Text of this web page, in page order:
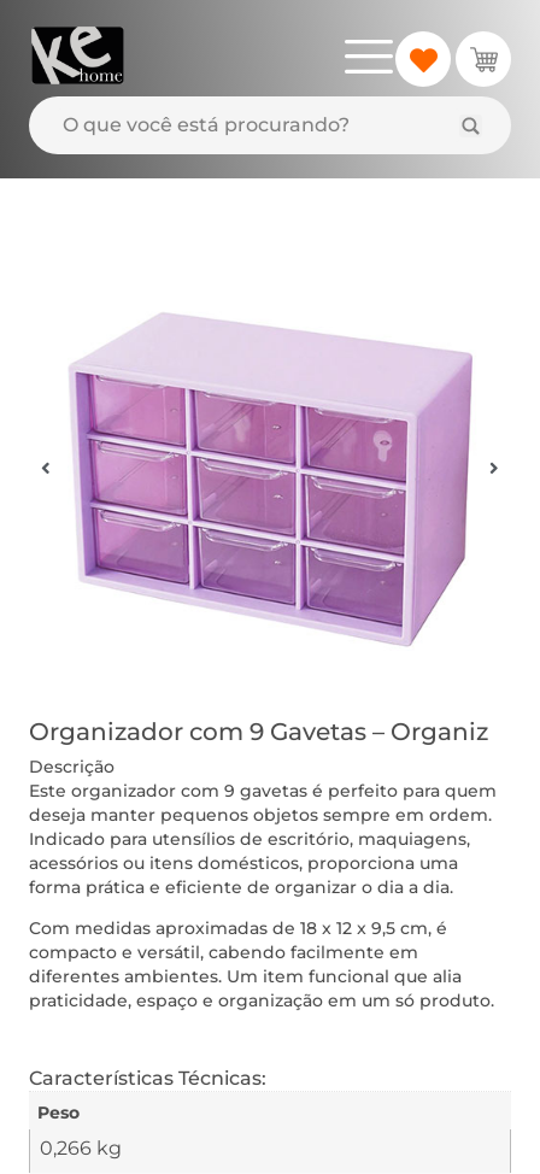
Organizador com 9 Gavetas – Organiz
Descrição
Este organizador com 9 gavetas é perfeito para quem
deseja manter pequenos objetos sempre em ordem.
Indicado para utensílios de escritório, maquiagens,
acessórios ou itens domésticos, proporciona uma
forma prática e eficiente de organizar o dia a dia.
Com medidas aproximadas de 18 x 12 x 9,5 cm, é
compacto e versátil, cabendo facilmente em
diferentes ambientes. Um item funcional que alia
praticidade, espaço e organização em um só produto.
Características Técnicas:
Peso
0,266 kg